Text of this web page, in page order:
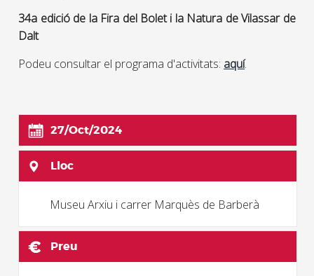
34a edició de la Fira del Bolet i la Natura de Vilassar de
Dalt
Podeu consultar el programa d'activitats: aquí.
27/Oct/2024
Lloc
Museu Arxiu i carrer Marquès de Barberà
Preu